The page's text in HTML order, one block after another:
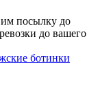
посылку до
до вашего
ботинки